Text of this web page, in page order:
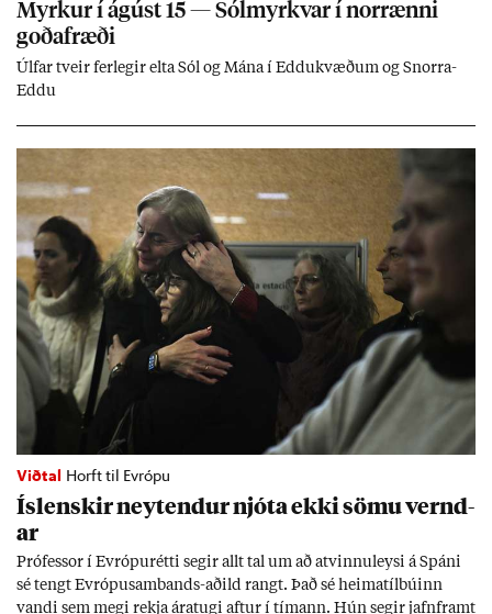
Myrk­ur í ág­úst 15 — Sól­myrkv­ar í nor­rænni
goða­fræði
Úlf­ar tveir fer­leg­ir elta Sól og Mána í Eddu­kvæð­um og Snorra-
Eddu
Viðtal Horft til Evrópu
Ís­lensk­ir neyt­end­ur njóta ekki sömu vernd­
ar
Pró­fess­or í Evr­ópu­rétti seg­ir allt tal um að at­vinnu­leysi á Spáni
sé tengt Evr­ópu­sam­bands-að­ild rangt. Það sé heima­tíl­bú­inn
vandi sem megi rekja ára­tugi aft­ur í tím­ann. Hún seg­ir jafn­framt